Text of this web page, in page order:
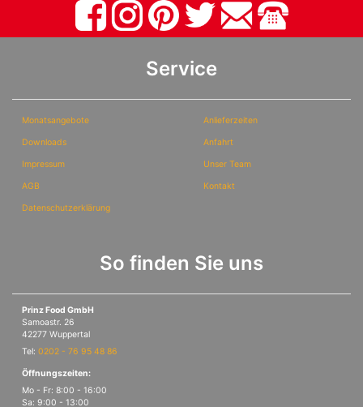
Service
Monatsangebote
Downloads
Impressum
AGB
Datenschutzerklärung
Anlieferzeiten
Anfahrt
Unser Team
Kontakt
So finden Sie uns
Prinz Food GmbH
Samoastr. 26
42277 Wuppertal
Tel: 0202 - 76 95 48 86
Öffnungszeiten:
Mo - Fr: 8:00 - 16:00
Sa: 9:00 - 13:00